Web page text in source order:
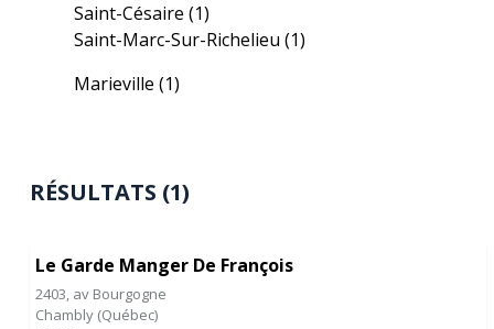
Saint-Césaire(1)
Saint-Marc-Sur-Richelieu(1)
Marieville(1)
RÉSULTATS (1)
Le Garde Manger De François
2403, av Bourgogne
Chambly (Québec)